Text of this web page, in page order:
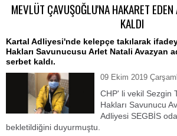
MEVLÜT ÇAVUŞOĞLU'NA HAKARET
KALDI
Kartal Adliyesi'nde kelepçe takılarak
Hakları Savunucusu Arlet Natali Avazyan
serbet kaldı.
09 Ekim 2019
CHP' li vekil Sezgin
Hakları Savunucu
Adliyesi SEGBİS
bekletildiğini duyurmuştu.